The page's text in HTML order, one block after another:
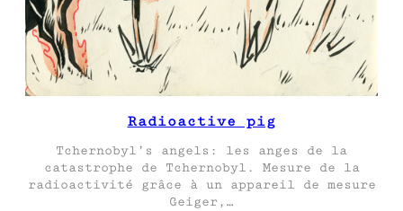
Radioactive pig
Tchernobyl’s angels: les anges de la
catastrophe de Tchernobyl. Mesure de la
radioactivité grâce à un appareil de mesure
Geiger,…